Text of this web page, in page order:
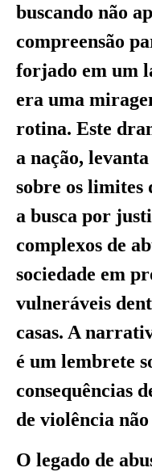
buscando não
compreensão
forjado em um
era uma
rotina. Este
a nação,
sobre os limites
a busca por
complexos de
sociedade em
vulneráveis
casas. A
é um lembrete
consequências
de violência
O legado de